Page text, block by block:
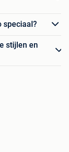
speciaal?
stijlen en